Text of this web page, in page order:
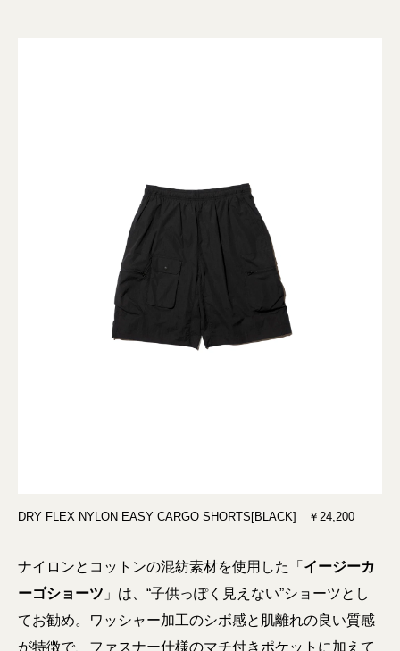
DRY FLEX NYLON EASY CARGO SHORTS[BLACK] ￥24,200
ナイロンとコットンの混紡素材を使用した「 イージーカ
ーゴショーツ 」は、“子供っぽく見えない”ショーツとし
てお勧め。ワッシャー加工のシボ感と肌離れの良い質感
が特徴で、ファスナー仕様のマチ付きポケットに加えて